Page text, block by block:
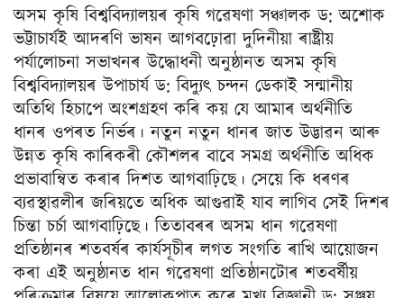
অসম কৃষি বিশ্ববিদ্যালয়ৰ কৃষি গৱেষণা সঞ্চালক ড: অশোক
ভট্টাচাৰ্যই আদৰণি ভাষন আগবঢ়োৱা দুদিনীয়া ৰাষ্ট্ৰীয়
পৰ্যালোচনা সভাখনৰ উদ্ধোধনী অনুষ্ঠানত অসম কৃষি
বিশ্ববিদ্যালয়ৰ উপাচাৰ্য ড: বিদ্যুৎ চন্দন ডেকাই সন্মানীয়
অতিথি হিচাপে অংশগ্ৰহণ কৰি কয় যে আমাৰ অৰ্থনীতি
ধানৰ ওপৰত নিৰ্ভৰ। নতুন নতুন ধানৰ জাত উদ্ভাৱন আৰু
উন্নত কৃষি কাৰিকৰী কৌশলৰ বাবে সমগ্ৰ অৰ্থনীতি অধিক
প্ৰভাবান্বিত কৰাৰ দিশত আগবাঢ়িছে। সেয়ে কি ধৰণৰ
ব্যৱস্থাৱলীৰ জৰিয়তে অধিক আগুৱাই যাব লাগিব সেই দিশৰ
চিন্তা চৰ্চা আগবাঢ়িছে। তিতাবৰৰ অসম ধান গৱেষণা
প্ৰতিষ্ঠানৰ শতবৰ্ষৰ কাৰ্যসূচীৰ লগত সংগতি ৰাখি আয়োজন
কৰা এই অনুষ্ঠানত ধান গৱেষণা প্ৰতিষ্ঠানটোৰ শতবৰ্ষীয়